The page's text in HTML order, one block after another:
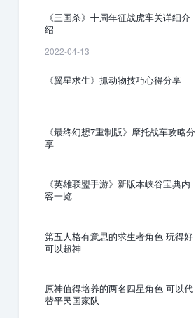
《三国杀》十周年征战虎牢关详细介
绍
2022-04-13
《翼星求生》抓动物技巧心得分享
《最终幻想7重制版》摩托战车攻略分
享
《英雄联盟手游》新版本峡谷宝典内
容一览
第五人格有意思的求生者角色 玩得好
可以超神
原神值得培养的两名四星角色 可以代
替平民国家队